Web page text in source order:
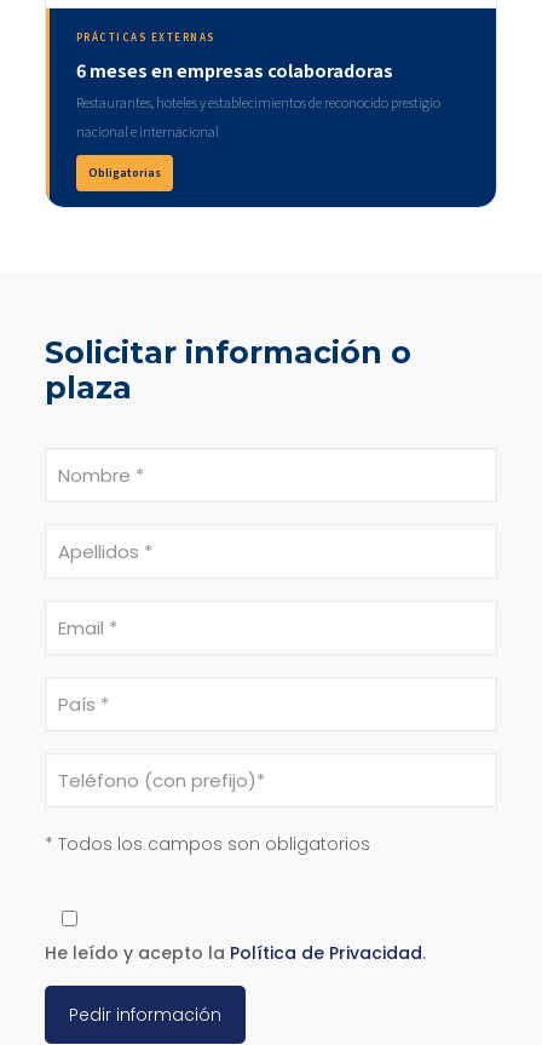
PRÁCTICAS EXTERNAS
6 meses en empresas colaboradoras
Restaurantes, hoteles y establecimientos de reconocido prestigio
nacional e internacional
Obligatorias
Solicitar información o
plaza
* Todos los campos son obligatorios
He leído y acepto la Política de Privacidad.